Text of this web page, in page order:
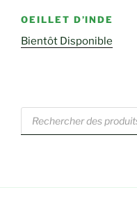
OEILLET D’INDE
Bientôt Disponible
Recherche
produits